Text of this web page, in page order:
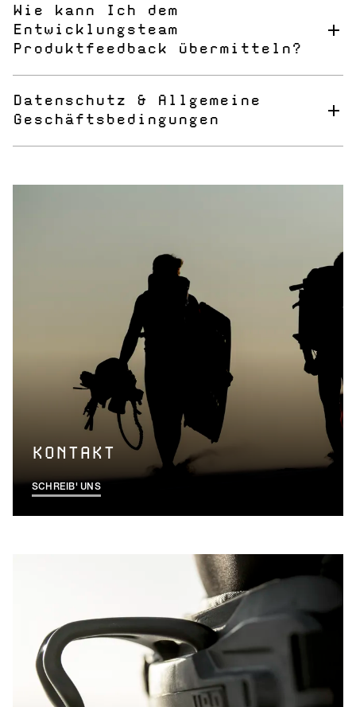
jedes Newsletters.
Wie kann Ich dem
Entwicklungsteam
Produktfeedback übermitteln?
jede Art von Feedback.
Datenschutz & Allgemeine
Geschäftsbedingungen
Terms and Conditons
KONTAKT
SCHREIB' UNS